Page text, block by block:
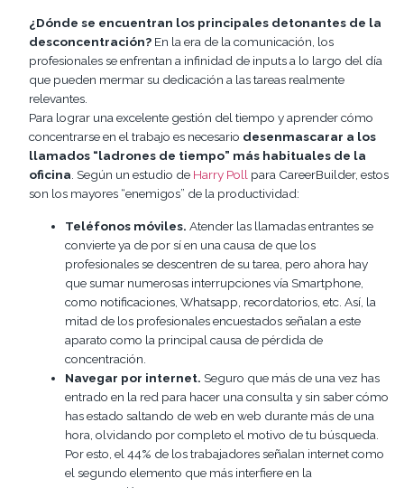
¿Dónde se encuentran los principales detonantes de la
desconcentración? En la era de la comunicación, los
profesionales se enfrentan a infinidad de inputs a lo largo del día
que pueden mermar su dedicación a las tareas realmente
relevantes.
Para lograr una excelente gestión del tiempo y aprender cómo
concentrarse en el trabajo es necesario desenmascarar a los
llamados “ladrones de tiempo” más habituales de la
oficina. Según un estudio de Harry Poll para CareerBuilder, estos
son los mayores “enemigos” de la productividad:
Teléfonos móviles. Atender las llamadas entrantes se
convierte ya de por sí en una causa de que los
profesionales se descentren de su tarea, pero ahora hay
que sumar numerosas interrupciones vía Smartphone,
como notificaciones, Whatsapp, recordatorios, etc. Así, la
mitad de los profesionales encuestados señalan a este
aparato como la principal causa de pérdida de
concentración.
Navegar por internet. Seguro que más de una vez has
entrado en la red para hacer una consulta y sin saber cómo
has estado saltando de web en web durante más de una
hora, olvidando por completo el motivo de tu búsqueda.
Por esto, el 44% de los trabajadores señalan internet como
el segundo elemento que más interfiere en la